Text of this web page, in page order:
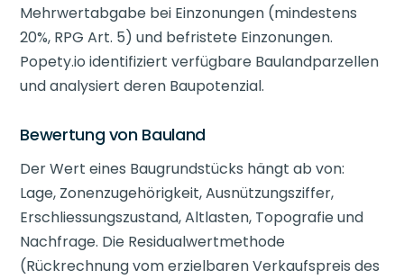
Mehrwertabgabe bei Einzonungen (mindestens
20%, RPG Art. 5) und befristete Einzonungen.
Popety.io identifiziert verfügbare Baulandparzellen
und analysiert deren Baupotenzial.
Bewertung von Bauland
Der Wert eines Baugrundstücks hängt ab von:
Lage, Zonenzugehörigkeit, Ausnützungsziffer,
Erschliessungszustand, Altlasten, Topografie und
Nachfrage. Die Residualwertmethode
(Rückrechnung vom erzielbaren Verkaufspreis des